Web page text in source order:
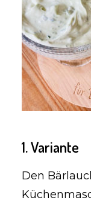
1. Variante
Den